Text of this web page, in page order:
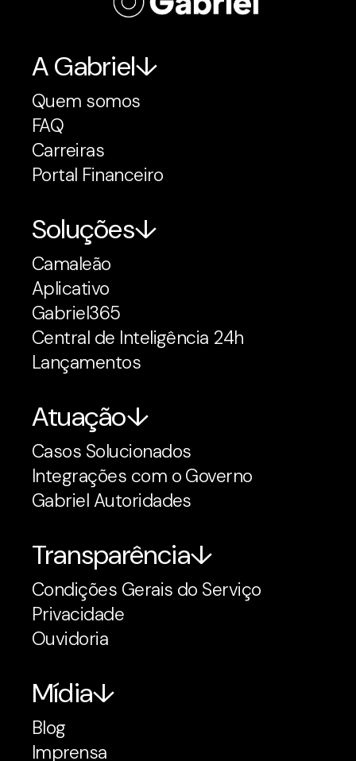
A Gabriel
Quem somos
FAQ
Carreiras
Portal Financeiro
Soluções
Camaleão
Aplicativo
Gabriel365
Central de Inteligência 24h
Lançamentos
Atuação
Casos Solucionados
Integrações com o Governo
Gabriel Autoridades
Transparência
Condições Gerais do Serviço
Privacidade
Ouvidoria
Mídia
Blog
Imprensa